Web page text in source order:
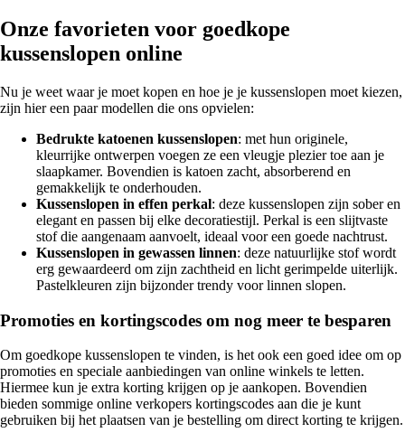
Onze favorieten voor goedkope
kussenslopen online
Nu je weet waar je moet kopen en hoe je je kussenslopen moet kiezen,
zijn hier een paar modellen die ons opvielen:
Bedrukte katoenen kussenslopen: met hun originele,
kleurrijke ontwerpen voegen ze een vleugje plezier toe aan je
slaapkamer. Bovendien is katoen zacht, absorberend en
gemakkelijk te onderhouden.
Kussenslopen in effen perkal: deze kussenslopen zijn sober en
elegant en passen bij elke decoratiestijl. Perkal is een slijtvaste
stof die aangenaam aanvoelt, ideaal voor een goede nachtrust.
Kussenslopen in gewassen linnen: deze natuurlijke stof wordt
erg gewaardeerd om zijn zachtheid en licht gerimpelde uiterlijk.
Pastelkleuren zijn bijzonder trendy voor linnen slopen.
Promoties en kortingscodes om nog meer te besparen
Om goedkope kussenslopen te vinden, is het ook een goed idee om op
promoties en speciale aanbiedingen van online winkels te letten.
Hiermee kun je extra korting krijgen op je aankopen. Bovendien
bieden sommige online verkopers kortingscodes aan die je kunt
gebruiken bij het plaatsen van je bestelling om direct korting te krijgen.